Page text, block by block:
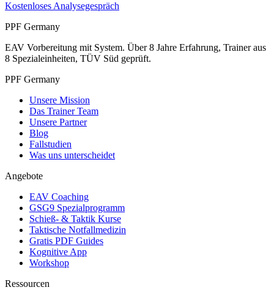
Kostenloses Analysegespräch
PPF Germany
EAV Vorbereitung mit System. Über 8 Jahre Erfahrung, Trainer aus
8 Spezialeinheiten, TÜV Süd geprüft.
PPF Germany
Unsere Mission
Das Trainer Team
Unsere Partner
Blog
Fallstudien
Was uns unterscheidet
Angebote
EAV Coaching
GSG9 Spezialprogramm
Schieß- & Taktik Kurse
Taktische Notfallmedizin
Gratis PDF Guides
Kognitive App
Workshop
Ressourcen